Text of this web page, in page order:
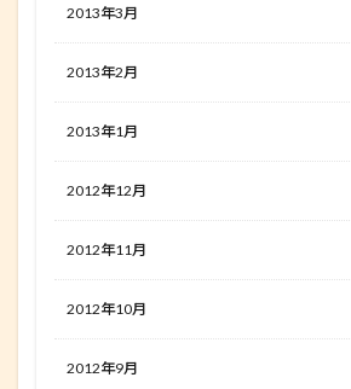
2013年3月
2013年2月
2013年1月
2012年12月
2012年11月
2012年10月
2012年9月